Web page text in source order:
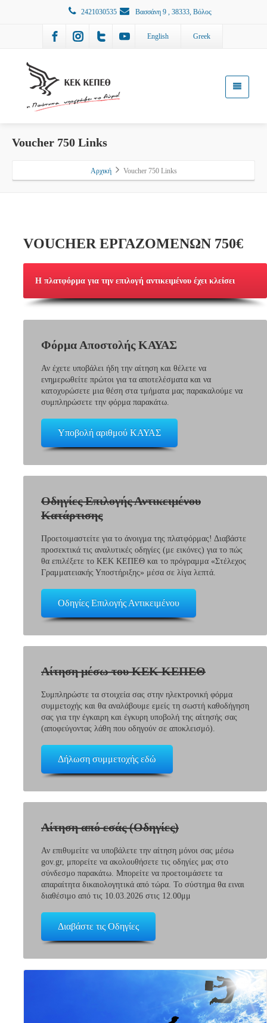
2421030535 Βασσάνη 9 , 38333, Βόλος
English Greek
Voucher 750 Links
Αρχική Voucher 750 Links
VOUCHER ΕΡΓΑΖΟΜΕΝΩΝ 750€
Η πλατφόρμα για την επιλογή αντικειμένου έχει κλείσει
Φόρμα Αποστολής ΚΑΥΑΣ
Αν έχετε υποβάλει ήδη την αίτηση και θέλετε να
ενημερωθείτε πρώτοι για τα αποτελέσματα και να
κατοχυρώσετε μια θέση στα τμήματα μας παρακαλούμε να
συμπληρώσετε την φόρμα παρακάτω.
Υποβολή αριθμού ΚΑΥΑΣ
Οδηγίες Επιλογής Αντικειμένου
Κατάρτισης
Προετοιμαστείτε για το άνοιγμα της πλατφόρμας! Διαβάστε
προσεκτικά τις αναλυτικές οδηγίες (με εικόνες) για το πώς
θα επιλέξετε το ΚΕΚ ΚΕΠΕΘ και το πρόγραμμα «Στέλεχος
Γραμματειακής Υποστήριξης» μέσα σε λίγα λεπτά.
Οδηγίες Επιλογής Αντικειμένου
Αίτηση μέσω του ΚΕΚ ΚΕΠΕΘ
Συμπληρώστε τα στοιχεία σας στην ηλεκτρονική φόρμα
συμμετοχής και θα αναλάβουμε εμείς τη σωστή καθοδήγηση
σας για την έγκαιρη και έγκυρη υποβολή της αίτησής σας
(αποφεύγοντας λάθη που οδηγούν σε αποκλεισμό).
Δήλωση συμμετοχής εδώ
Αίτηση από εσάς (Οδηγίες)
Αν επιθυμείτε να υποβάλετε την αίτηση μόνοι σας μέσω
gov.gr, μπορείτε να ακολουθήσετε τις οδηγίες μας στο
σύνδεσμο παρακάτω. Μπορείτε να προετοιμάσετε τα
απαραίτητα δικαιολογητικά από τώρα. Το σύστημα θα ειναι
διαθέσιμο από τις 10.03.2026 στις 12.00μμ
Διαβάστε τις Οδηγίες